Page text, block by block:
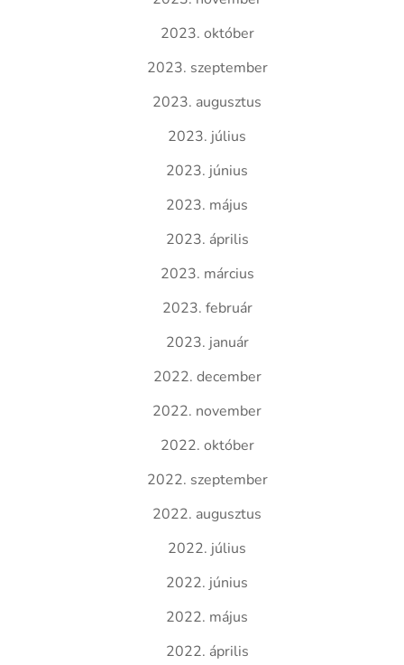
2023. október
2023. szeptember
2023. augusztus
2023. július
2023. június
2023. május
2023. április
2023. március
2023. február
2023. január
2022. december
2022. november
2022. október
2022. szeptember
2022. augusztus
2022. július
2022. június
2022. május
2022. április